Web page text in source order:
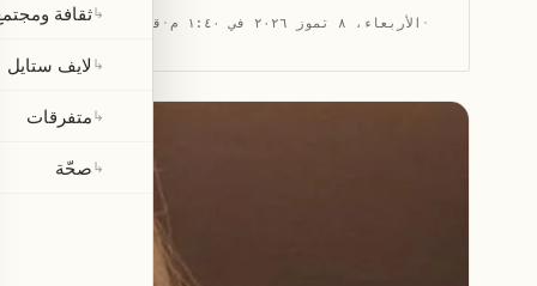
· الأربعاء، ٨ تموز ٢٠٢٦ في ١:٤٠ م · قراءة 1 دقيقة ↳ثقافة
↳ لايف ستايل
↳متفرقات
↳صحّة